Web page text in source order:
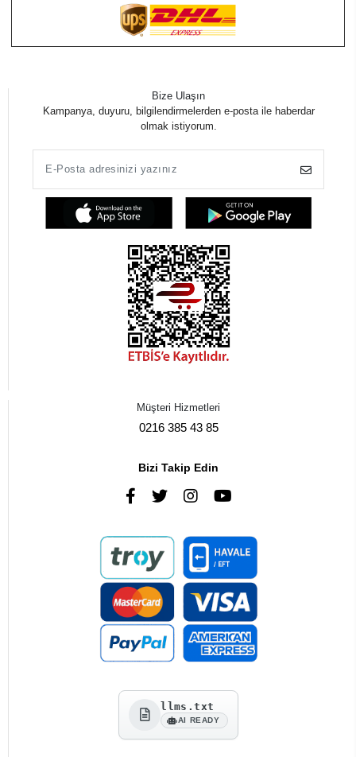
Bize Ulaşın
Kampanya, duyuru, bilgilendirmelerden e-posta ile haberdar
olmak istiyorum.
Müşteri Hizmetleri
0216 385 43 85
Bizi Takip Edin
llms.txt
AI READY